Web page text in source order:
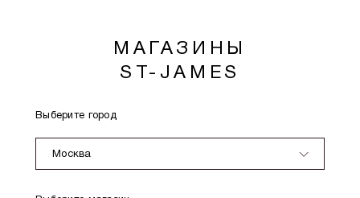
МАГАЗИНЫ
ST-JAMES
Выберите город
Москва